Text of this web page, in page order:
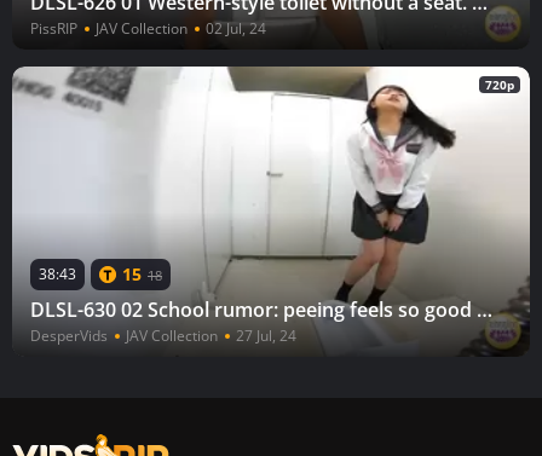
PissRIP JAV Collection 02 Jul, 24
720p
38:43 15 18
DLSL-630 02 School rumor: peeing feels so good the longer you hold it in!
DesperVids JAV Collection 27 Jul, 24